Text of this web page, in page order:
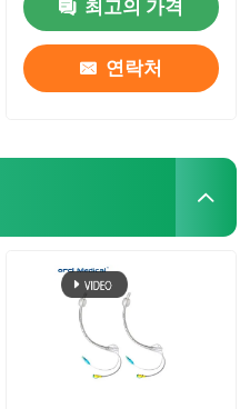
최고의 가격
연락처